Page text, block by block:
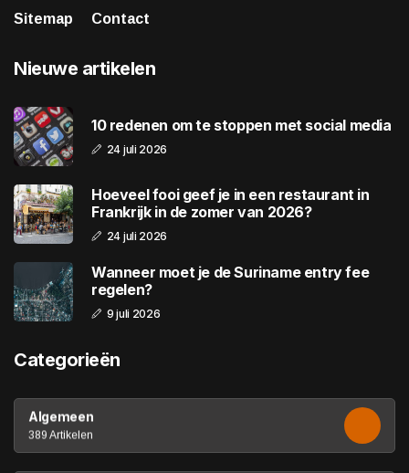
Sitemap
Contact
Nieuwe artikelen
10 redenen om te stoppen met social media
24 juli 2026
Hoeveel fooi geef je in een restaurant in
Frankrijk in de zomer van 2026?
24 juli 2026
Wanneer moet je de Suriname entry fee
regelen?
9 juli 2026
Categorieën
Algemeen
389 Artikelen